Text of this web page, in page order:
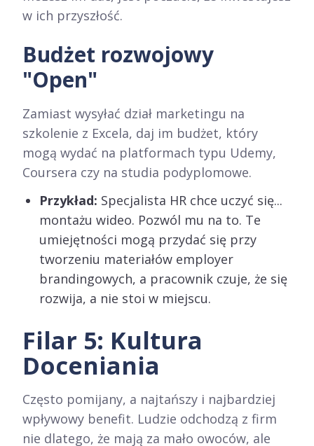
w ich przyszłość.
Budżet rozwojowy
"Open"
Zamiast wysyłać dział marketingu na
szkolenie z Excela, daj im budżet, który
mogą wydać na platformach typu Udemy,
Coursera czy na studia podyplomowe.
Przykład: Specjalista HR chce uczyć się...
montażu wideo. Pozwól mu na to. Te
umiejętności mogą przydać się przy
tworzeniu materiałów employer
brandingowych, a pracownik czuje, że się
rozwija, a nie stoi w miejscu.
Filar 5: Kultura
Doceniania
Często pomijany, a najtańszy i najbardziej
wpływowy benefit. Ludzie odchodzą z firm
nie dlatego, że mają za mało owoców, ale